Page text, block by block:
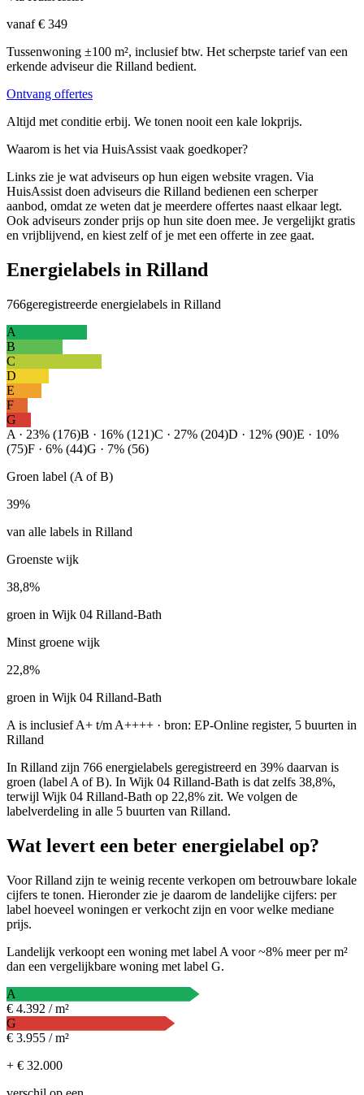
vanaf € 349
Tussenwoning ±100 m², inclusief btw. Het scherpste tarief van een
erkende adviseur die Rilland bedient.
Ontvang offertes
Altijd met conditie erbij. We tonen nooit een kale lokprijs.
Waarom is het via HuisAssist vaak goedkoper?
Links zie je wat adviseurs op hun eigen website vragen. Via
HuisAssist doen adviseurs die Rilland bedienen een scherper
aanbod, omdat ze weten dat je meerdere offertes naast elkaar legt.
Ook adviseurs zonder prijs op hun site doen mee. Je vergelijkt gratis
en vrijblijvend, en kiest zelf of je met een offerte in zee gaat.
Energielabels in Rilland
766geregistreerde energielabels in Rilland
A
B
C
D
E
F
G
A · 23% (176)B · 16% (121)C · 27% (204)D · 12% (90)E · 10%
(75)F · 6% (44)G · 7% (56)
Groen label (A of B)
39%
van alle labels in Rilland
Groenste wijk
38,8%
groen in Wijk 04 Rilland-Bath
Minst groene wijk
22,8%
groen in Wijk 04 Rilland-Bath
A is inclusief A+ t/m A++++ · bron: EP-Online register, 5 buurten in
Rilland
In Rilland zijn 766 energielabels geregistreerd en 39% daarvan is
groen (label A of B). In Wijk 04 Rilland-Bath is dat zelfs 38,8%,
terwijl Wijk 04 Rilland-Bath op 22,8% zit. We volgen de
labelverdeling in alle 5 buurten van Rilland.
Wat levert een beter energielabel op?
Voor Rilland zijn te weinig recente verkopen om betrouwbare lokale
cijfers te tonen. Hieronder zie je daarom de landelijke cijfers: per
label hoeveel woningen er verkocht zijn en voor welke mediane
prijs.
Landelijk verkoopt een woning met label A voor ~8% meer per m²
dan een vergelijkbare woning met label G.
A
€ 4.392 / m²
G
€ 3.955 / m²
+ € 32.000